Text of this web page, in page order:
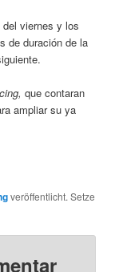
viernes y los
de duración de la
que contaran
ampliar su ya
veröffentlicht. Setze